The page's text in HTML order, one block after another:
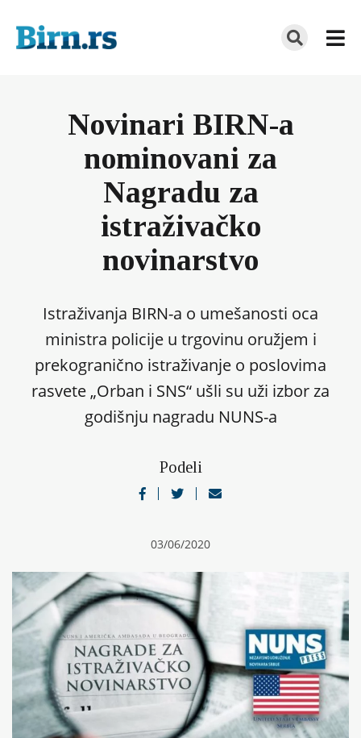
Novinari BIRN-a
nominovani za
Nagradu za
istraživačko
novinarstvo
Istraživanja BIRN-a o umešanosti oca
ministra policije u trgovinu oružjem i
prekogranično istraživanje o poslovima
rasvete „Orban i SNS“ ušli su uži izbor za
godišnju nagradu NUNS-a
Podeli
03/06/2020